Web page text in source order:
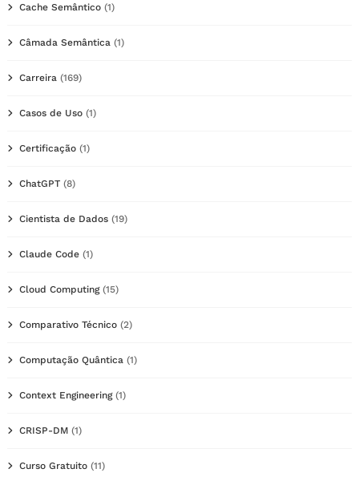
Cache Semântico (1)
Câmada Semântica (1)
Carreira (169)
Casos de Uso (1)
Certificação (1)
ChatGPT (8)
Cientista de Dados (19)
Claude Code (1)
Cloud Computing(15)
Comparativo Técnico (2)
Computação Quântica (1)
Context Engineering(1)
CRISP-DM (1)
Curso Gratuito (11)